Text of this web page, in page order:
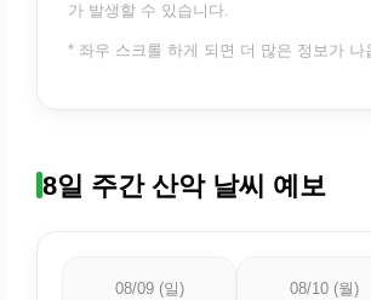
가 발생할 수 있습니다.
* 좌우 스크롤 하게 되면 더 많은 정보가 나
8일 주간 산악 날씨 예보
08/09 (일) 08/10 (월)